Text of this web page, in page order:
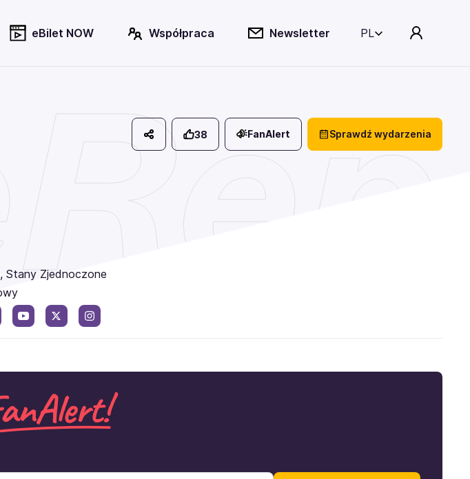
eBilet NOW Współpraca Newsletter PL
38 FanAlert Sprawdź wydarzenia
Stany Zjednoczone